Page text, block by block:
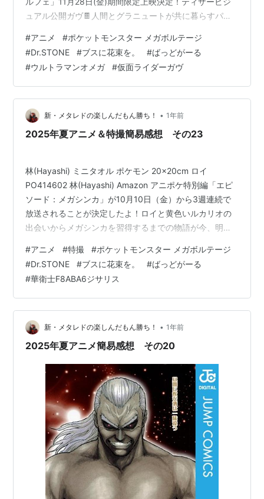
ュアル公開ガヴ🍫人間とグラニュートが共に暮らすパル
pic.twitter.com/0SSqLyj3gP — 仮面ライダーガヴ【東映
公式】 (@GavvToei) 2025年8月31日 www.youtube.com
先日無事完結を迎えた『仮面ライダーガヴ』。詳しい感
想は後日投稿するので割愛しますが、多くの苦難を乗
り…
#アニメ #ポケットモンスター メガボルテージ
#Dr.STONE #ブスに花束を。 #ばっどがーる
#ウルトラマンオメガ #仮面ライダーガヴ
新・メタレドの楽しんだもん勝ち！ • 1年前
2025年夏アニメ＆特撮簡易感想 その23
林(Hayashi) ミニタオル ポケモン 20×20cm ロイ
PO414602 林(Hayashi) Amazon アニポケ特別編「エピ
ソード：メガシンカ」が10月10日（金）から3週連続で
放送されることが決定したよ！ロイと黄色いルカリオの
出会いからメガシンカを習得するまでの物語が今、明か
ェック！https://t.co/5M0ZgDaJvw #アニポケ #ロイ #
ウルト… pic.twitter.com/3fL7TLQSuA — ポケモン公式
(@Pokemon_cojp) 2025年8月22日 www.youtube.com
『…
#アニメ #特撮 #ポケットモンスター メガボルテージ
#Dr.STONE #ブスに花束を。 #ばっどがーる
#華衛士F8ABA6ジサリス
新・メタレドの楽しんだもん勝ち！ • 1年前
2025年夏アニメ簡易感想 その20